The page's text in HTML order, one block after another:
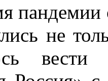
пандемии
не
вести